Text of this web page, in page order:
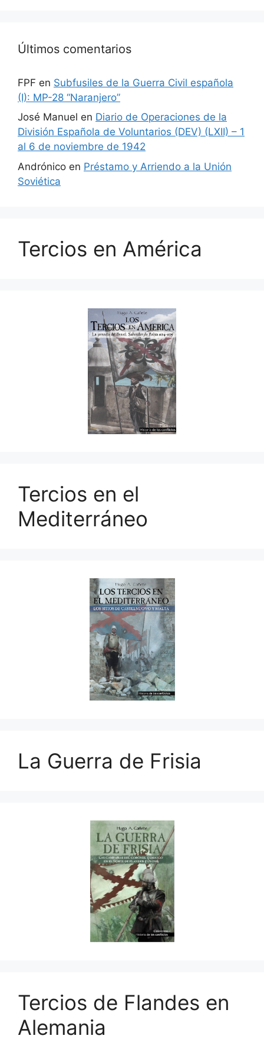
Últimos comentarios
FPF en Subfusiles de la Guerra Civil española
(I): MP-28 “Naranjero”
José Manuel en Diario de Operaciones de la
División Española de Voluntarios (DEV) (LXII) – 1
al 6 de noviembre de 1942
Andrónico en Préstamo y Arriendo a la Unión
Soviética
Tercios en América
Tercios en el
Mediterráneo
La Guerra de Frisia
Tercios de Flandes en
Alemania